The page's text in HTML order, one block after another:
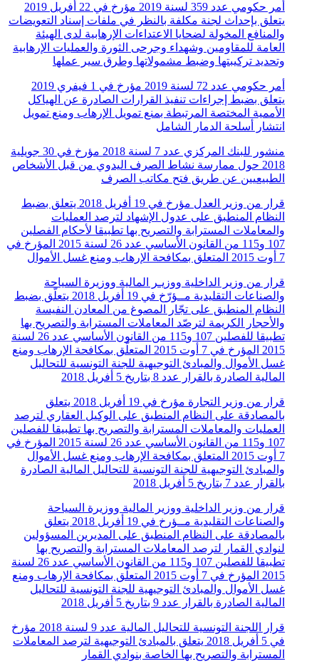
أمر حكومي عدد 359 لسنة 2019 مؤرخ في 22 أفريل 2019
يتعلق بإحداث لجنة مكلفة بالنظر في ملفات إسناد التعويضات
والمنافع المخولة لضحايا الاعتداءات الإرهابية لدى الهيئة
العامة للمقاومين وشهداء وجرحى الثورة والعمليات الإرهابية
وتحديد تركيبتها وضبط مشمولاتها وطرق سير عملها
أمر حكومي عدد 72 لسنة 2019 مؤرخ في 1 فيفري 2019
يتعلق بضبط إجراءات تنفيذ القرارات الصادرة عن الهياكل
الأممية المختصة المرتبطة بمنع تمويل الإرهاب ومنع تمويل
انتشار أسلحة الدمار الشامل
منشور للبنك المركزي عدد 7 لسنة 2018 مؤرخ في 30 جويلية
2018 حول ممارسة نشاط الصرف اليدوي من قبل الأشخاص
الطبيعيين عن طريق فتح مكاتب الصرف
قرار من وزير العدل مؤرخ في 19 أفريل 2018 يتعلق بضبط
النظام المنطبق على عدول الإشهاد لترصد العمليات
والمعاملات المسترابة والتصريح بها تطبيقا لأحكام الفصلين
107 و115 من القانون الأساسي عدد 26 لسنة 2015 المؤرخ في
7 أوت 2015 المتعلق بمكافحة الإرهاب ومنع غسل الأموال
قرار من وزير الداخلية ووزيـر المالية ووزيرة السياحة
والصناعات التقليدية مــؤرّخ في 19 أفريل 2018 يتعلّق بضبط
النظام المنطبق على تجّار المصوغ من المعادن النفيسة
والأحجار الكريمة لترصّد المعاملات المسترابة والتصريح بها
تطبيقا للفصلين 107 و115 من القانون الأساسي عدد 26 لسنة
2015 المؤرخ في 7 أوت 2015 المتعلّق بمكافحة الإرهاب ومنع
غسل الأموال والمبادئ التوجيهية للجنة التونسية للتحاليل
المالية الصادرة بالقرار عدد 8 بتاريخ 5 أفريل 2018
قرار من وزير التجارة مؤرخ في 19 أفريل 2018 يتعلق
بالمصادقة على النظام المنطبق على الوكيل العقاري لترصد
العمليات والمعاملات المسترابة والتصريح بها تطبيقا للفصلين
107 و115 من القانون الأساسي عدد 26 لسنة 2015 المؤرخ في
7 أوت 2015 المتعلق بمكافحة الإرهاب ومنع غسل الأموال
والمبادئ التوجيهية للجنة التونسية للتحاليل المالية الصادرة
بالقرار عدد 7 بتاريخ 5 أفريل 2018
قرار من وزير الداخلية ووزير المالية ووزيرة السياحة
والصناعات التقليدية مــؤرخ في 19 أفريل 2018 يتعلق
بالمصادقة على النظام المنطبق على المديرين المسؤولين
لنوادي القمار لترصد المعاملات المسترابة والتصريح بها
تطبيقا للفصلين 107 و115 من القانون الأساسي عدد 26 لسنة
2015 المؤرخ في 7 أوت 2015 المتعلّق بمكافحة الإرهاب ومنع
غسل الأموال والمبادئ التوجيهية للجنة التونسية للتحاليل
المالية الصادرة بالقرار عدد 9 بتاريخ 5 أفريل 2018
قرار اللجنة التونسية للتحاليل المالية عدد 9 لسنة 2018 مؤرخ
في 5 أفريل 2018 يتعلق بالمبادئ التوجيهية لترصد المعاملات
المسترابة والتصريح بها الخاصة بنوادي القمار